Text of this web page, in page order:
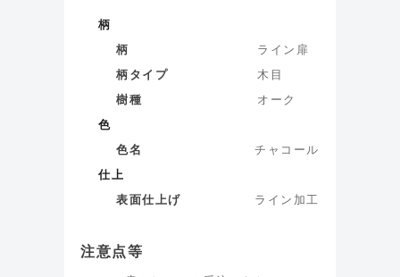
柄
柄
ライン扉
柄タイプ
木目
樹種
オーク
色
色名
チャコール
仕上
表面仕上げ
ライン加工
注意点等